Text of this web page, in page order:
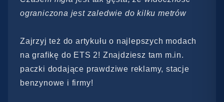
ograniczona jest zaledwie do kilku metrów
Zajrzyj też do artykułu o najlepszych modach
na grafikę do ETS 2! Znajdziesz tam m.in.
paczki dodające prawdziwe reklamy, stacje
benzynowe i firmy!